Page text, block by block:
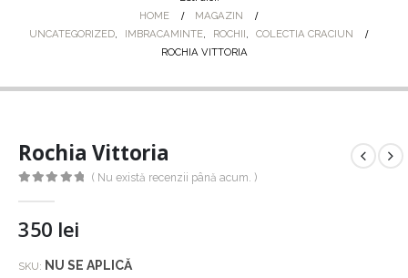
HOME
MAGAZIN
UNCATEGORIZED, IMBRACAMINTE, ROCHII,
COLECTIA CRACIUN
ROCHIA VITTORIA
Rochia Vittoria
( Nu există recenzii până acum. )
350 lei
SKU: NU SE APLICĂ